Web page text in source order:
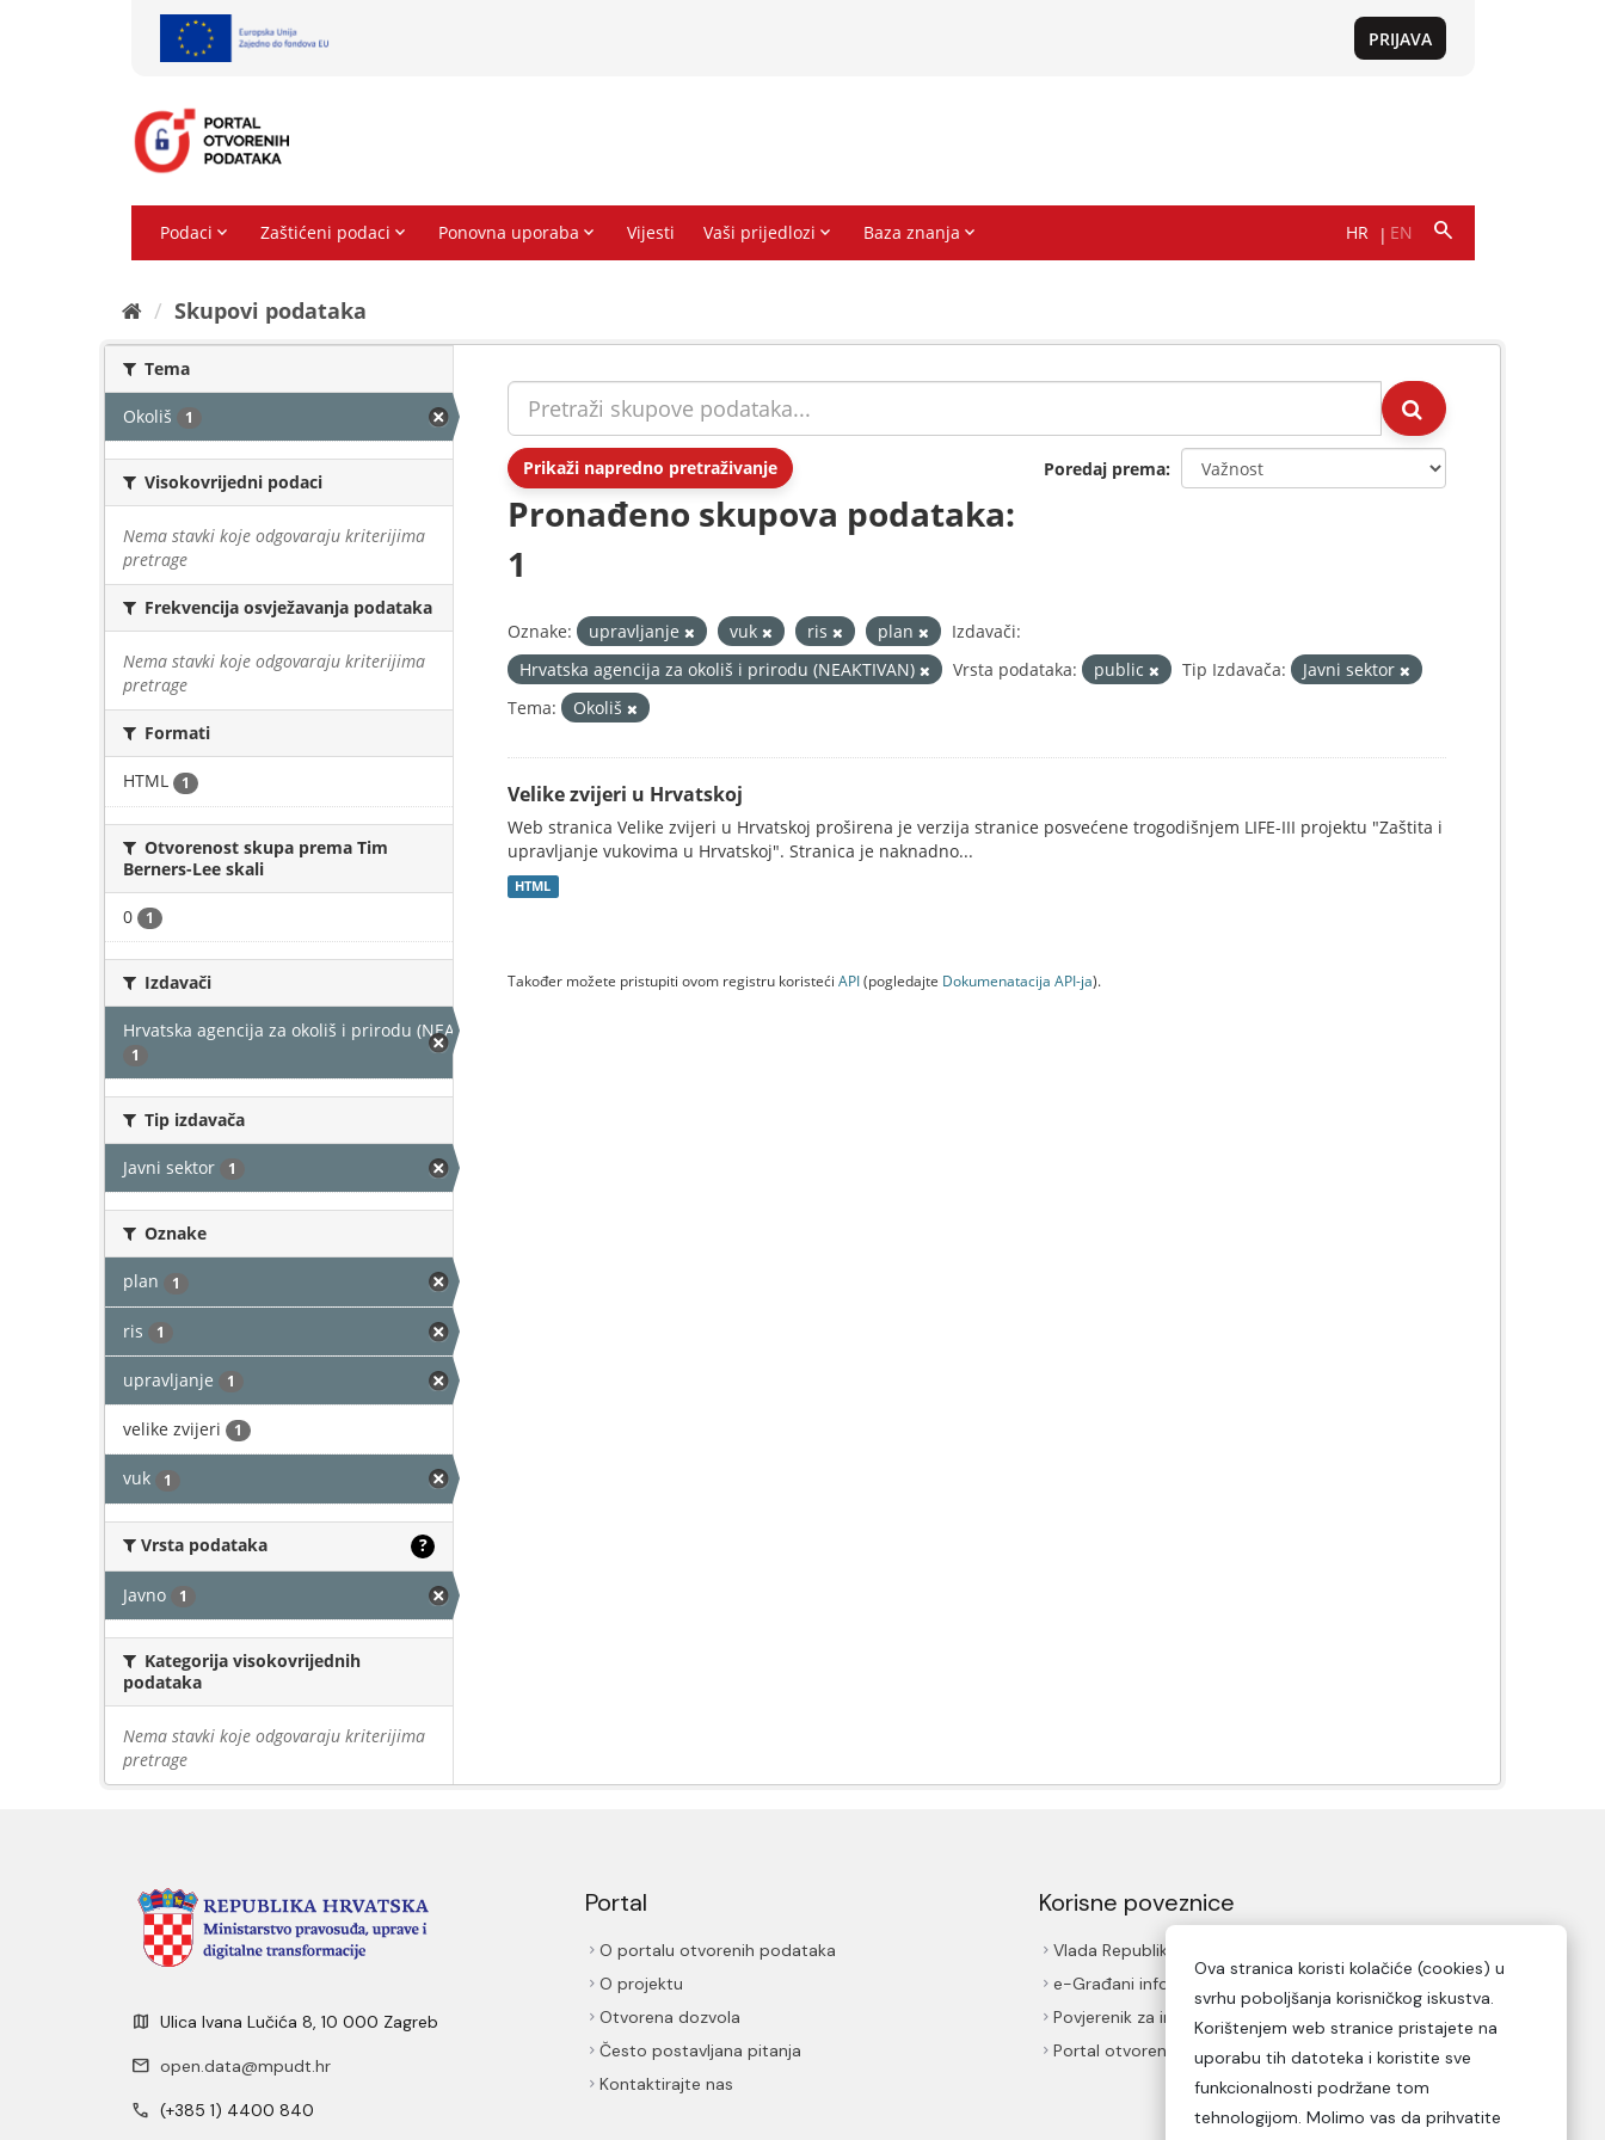
Skupovi podаtаkа
Tema
Okoliš 1
Visokovrijedni podaci
Nema stavki koje odgovaraju kriterijima
pretrage
Frekvencija osvježavanja podataka
Nema stavki koje odgovaraju kriterijima
pretrage
Formati
HTML 1
Otvorenost skupa prema Tim
Berners-Lee skali
0 1
Izdavači
Hrvatska agencija za okoliš i prirodu (NEAKTIVAN)
1
Tip izdavača
Javni sektor 1
Oznake
plan 1
ris 1
upravljanje 1
velike zvijeri 1
vuk 1
Vrsta podataka ?
Javno 1
Kategorija visokovrijednih
podataka
Nema stavki koje odgovaraju kriterijima
pretrage
Prikaži napredno pretraživanje Poredaj prema
Pronađeno skupova podataka:
1
Oznake: upravljanje vuk ris plan
Izdavači:
Hrvatska agencija za okoliš i prirodu (NEAKTIVAN)
Vrsta podataka: public Tip Izdavača:
Javni sektor
Tema:
Okoliš
Velike zvijeri u Hrvatskoj
Web stranica Velike zvijeri u Hrvatskoj proširena je verzija stranice posvećene trogodišnjem LIFE-III projektu "Zaštita i
upravljanje vukovima u Hrvatskoj". Stranica je naknadno...
HTML
Također možete pristupiti ovom registru koristeći API(pogledajte Dokumenаtаcijа API-jа).